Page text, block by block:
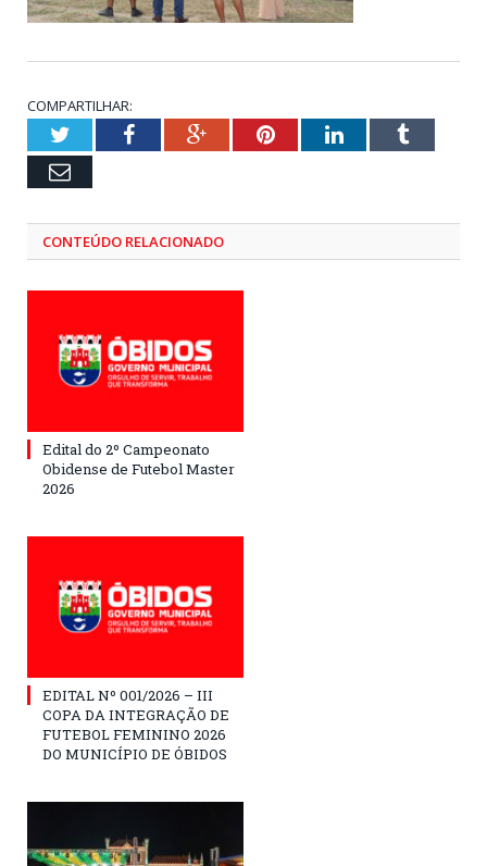
COMPARTILHAR:
TwitterFacebookGoogle+PinterestLinkedInTumblr
Email
CONTEÚDO RELACIONADO
Edital do 2º Campeonato
Obidense de Futebol Master
2026
EDITAL Nº 001/2026 – III
COPA DA INTEGRAÇÃO DE
FUTEBOL FEMININO 2026
DO MUNICÍPIO DE ÓBIDOS